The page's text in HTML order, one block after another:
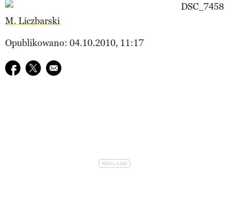
M. Liczbarski
Opublikowano: 04.10.2010, 11:17
Udostępnij na facebook
Udostępnij na twitter
E-mail do przyjaciela